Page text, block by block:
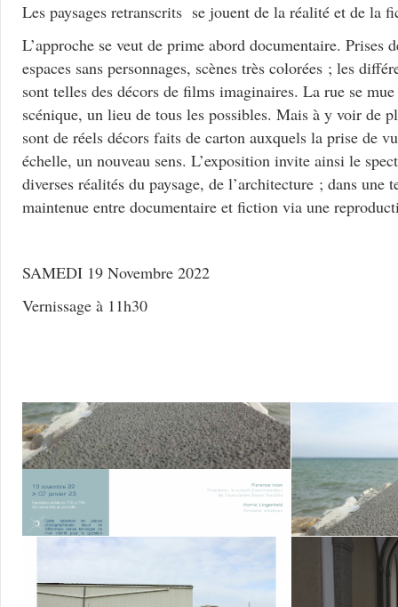
Les paysages retranscrits se jouent de la réalité et de la
L’approche se veut de prime abord documentaire. Prises
espaces sans personnages, scènes très colorées ; les
sont telles des décors de films imaginaires. La rue se
scénique, un lieu de tous les possibles. Mais à y voir de
sont de réels décors faits de carton auxquels la prise de
échelle, un nouveau sens. L’exposition invite ainsi le
diverses réalités du paysage, de l’architecture ; dans une
maintenue entre documentaire et fiction via une
SAMEDI 19 Novembre 2022
Vernissage à 11h30